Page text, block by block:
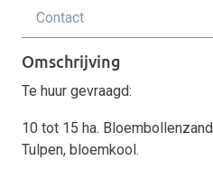
Contact
Omschrijving
Te huur gevraagd:
10 tot 15 ha.
Tulpen, bloemkool.